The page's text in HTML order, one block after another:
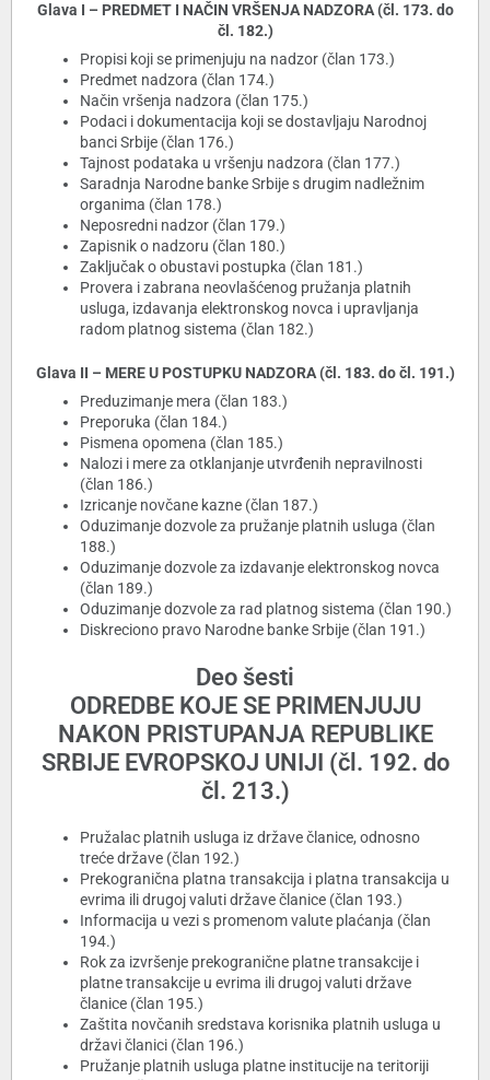
Glava I – PREDMET I NAČIN VRŠENJA NADZORA (čl. 173. do
čl. 182.)
Propisi koji se primenjuju na nadzor (član 173.)
Predmet nadzora (član 174.)
Način vršenja nadzora (član 175.)
Podaci i dokumentacija koji se dostavljaju Narodnoj
banci Srbije (član 176.)
Tajnost podataka u vršenju nadzora (član 177.)
Saradnja Narodne banke Srbije s drugim nadležnim
organima (član 178.)
Neposredni nadzor (član 179.)
Zapisnik o nadzoru (član 180.)
Zaključak o obustavi postupka (član 181.)
Provera i zabrana neovlašćenog pružanja platnih
usluga, izdavanja elektronskog novca i upravljanja
radom platnog sistema (član 182.)
Glava II – MERE U POSTUPKU NADZORA (čl. 183. do čl. 191.)
Preduzimanje mera (član 183.)
Preporuka (član 184.)
Pismena opomena (član 185.)
Nalozi i mere za otklanjanje utvrđenih nepravilnosti
(član 186.)
Izricanje novčane kazne (član 187.)
Oduzimanje dozvole za pružanje platnih usluga (član
188.)
Oduzimanje dozvole za izdavanje elektronskog novca
(član 189.)
Oduzimanje dozvole za rad platnog sistema (član 190.)
Diskreciono pravo Narodne banke Srbije (član 191.)
Deo šesti
ODREDBE KOJE SE PRIMENJUJU
NAKON PRISTUPANJA REPUBLIKE
SRBIJE EVROPSKOJ UNIJI (čl. 192. do
čl. 213.)
Pružalac platnih usluga iz države članice, odnosno
treće države (član 192.)
Prekogranična platna transakcija i platna transakcija u
evrima ili drugoj valuti države članice (član 193.)
Informacija u vezi s promenom valute plaćanja (član
194.)
Rok za izvršenje prekogranične platne transakcije i
platne transakcije u evrima ili drugoj valuti države
članice (član 195.)
Zaštita novčanih sredstava korisnika platnih usluga u
državi članici (član 196.)
Pružanje platnih usluga platne institucije na teritoriji